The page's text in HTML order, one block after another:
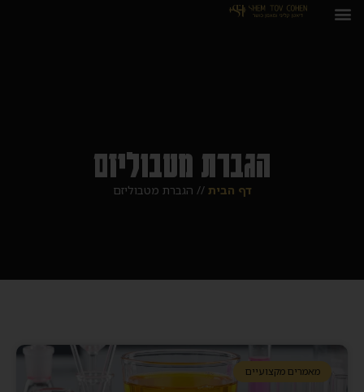
הגברת מטבוליזם
דף הבית // הגברת מטבוליזם
מאמרים מקצועיים